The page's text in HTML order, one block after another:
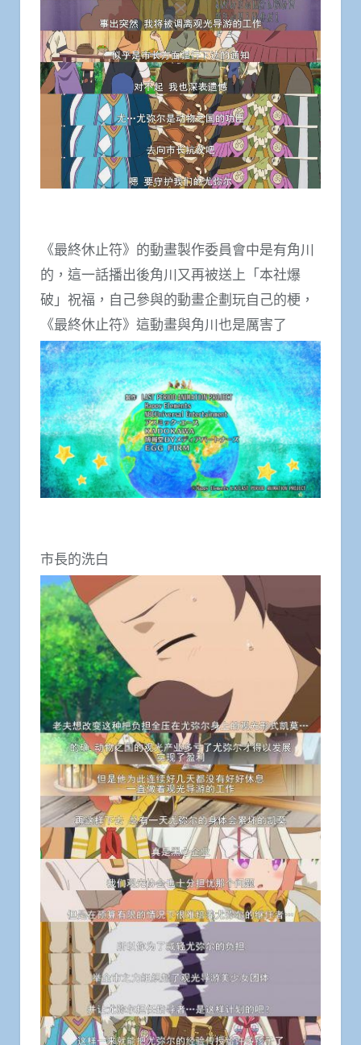
《最終休止符》的動畫製作委員會中是有角川
的，這一話播出後角川又再被送上「本社爆
破」祝福，自己參與的動畫企劃玩自己的梗，
《最終休止符》這動畫與角川也是厲害了
市長的洗白